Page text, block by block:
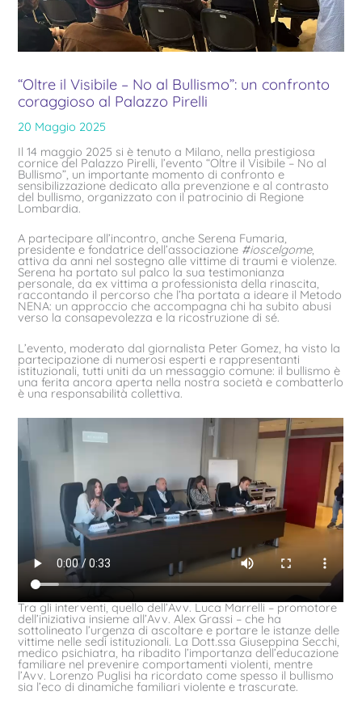
“Oltre il Visibile – No al Bullismo”: un confronto
coraggioso al Palazzo Pirelli
20 Maggio 2025
Il 14 maggio 2025 si è tenuto a Milano, nella prestigiosa
cornice del Palazzo Pirelli, l’evento “Oltre il Visibile – No al
Bullismo”, un importante momento di confronto e
sensibilizzazione dedicato alla prevenzione e al contrasto
del bullismo, organizzato con il patrocinio di Regione
Lombardia.
A partecipare all’incontro, anche Serena Fumaria,
presidente e fondatrice dell’associazione #ioscelgome,
attiva da anni nel sostegno alle vittime di traumi e violenze.
Serena ha portato sul palco la sua testimonianza
personale, da ex vittima a professionista della rinascita,
raccontando il percorso che l’ha portata a ideare il Metodo
NENA: un approccio che accompagna chi ha subito abusi
verso la consapevolezza e la ricostruzione di sé.
L’evento, moderato dal giornalista Peter Gomez, ha visto la
partecipazione di numerosi esperti e rappresentanti
istituzionali, tutti uniti da un messaggio comune: il bullismo è
una ferita ancora aperta nella nostra società e combatterlo
è una responsabilità collettiva.
Tra gli interventi, quello dell’Avv. Luca Marrelli – promotore
dell’iniziativa insieme all’Avv. Alex Grassi – che ha
sottolineato l’urgenza di ascoltare e portare le istanze delle
vittime nelle sedi istituzionali. La Dott.ssa Giuseppina Secchi,
medico psichiatra, ha ribadito l’importanza dell’educazione
familiare nel prevenire comportamenti violenti, mentre
l’Avv. Lorenzo Puglisi ha ricordato come spesso il bullismo
sia l’eco di dinamiche familiari violente e trascurate.